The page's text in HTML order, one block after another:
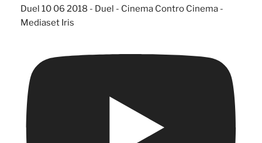
Duel 10 06 2018 - Duel - Cinema Contro Cinema -
Mediaset Iris